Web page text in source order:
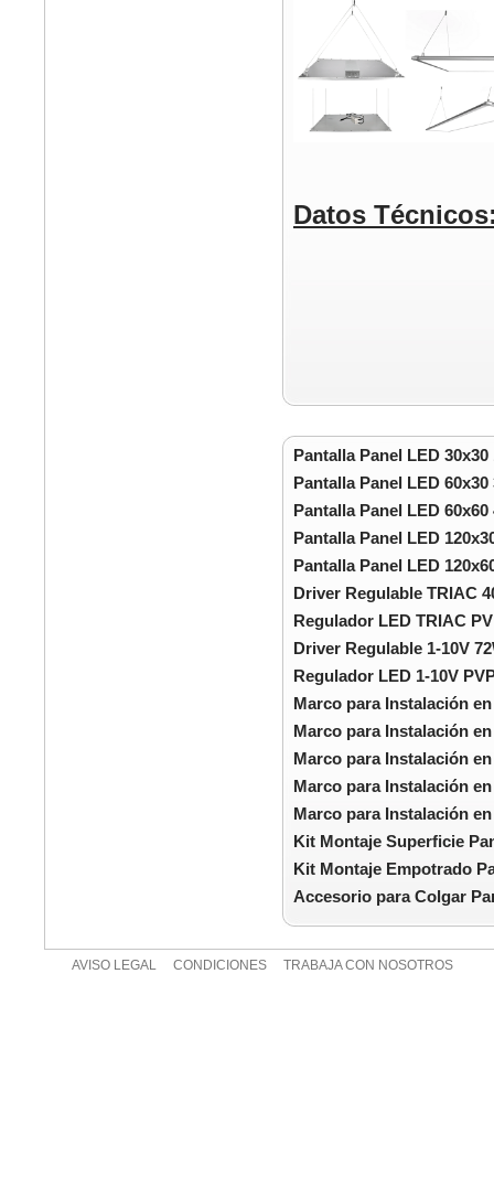
Datos
Pantalla Panel LED
Pantalla Panel LED
Pantalla Panel LED
Pantalla Panel LED
Pantalla Panel LED
Driver Regulable TRIAC
Regulador LED TRIAC
Driver Regulable 1-10V
Regulador LED 1-10V
Marco para Instalación
Marco para Instalación
Marco para Instalación
Marco para Instalación
Marco para Instalación
Kit Montaje Superficie
Kit Montaje Empotrado
Accesorio para Colgar
AVISO LEGAL CONDICIONES TRABAJA CON NOSOTROS